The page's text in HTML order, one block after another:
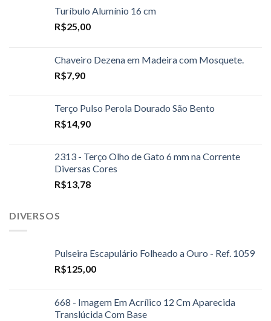
Turíbulo Alumínio 16 cm
R$25,00
Chaveiro Dezena em Madeira com Mosquete.
R$7,90
Terço Pulso Perola Dourado São Bento
R$14,90
2313 - Terço Olho de Gato 6 mm na Corrente
Diversas Cores
R$13,78
DIVERSOS
Pulseira Escapulário Folheado a Ouro - Ref. 1059
R$125,00
668 - Imagem Em Acrílico 12 Cm Aparecida
Translúcida Com Base